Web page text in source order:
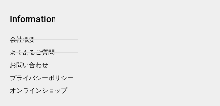
Information
会社概要
よくあるご質問
お問い合わせ
プライバシーポリシー
オンラインショップ